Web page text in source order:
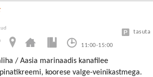
11:00-15:00
tasuta
/ Aasia marinaadis kanafilee
koorese valge-veinikastmega.